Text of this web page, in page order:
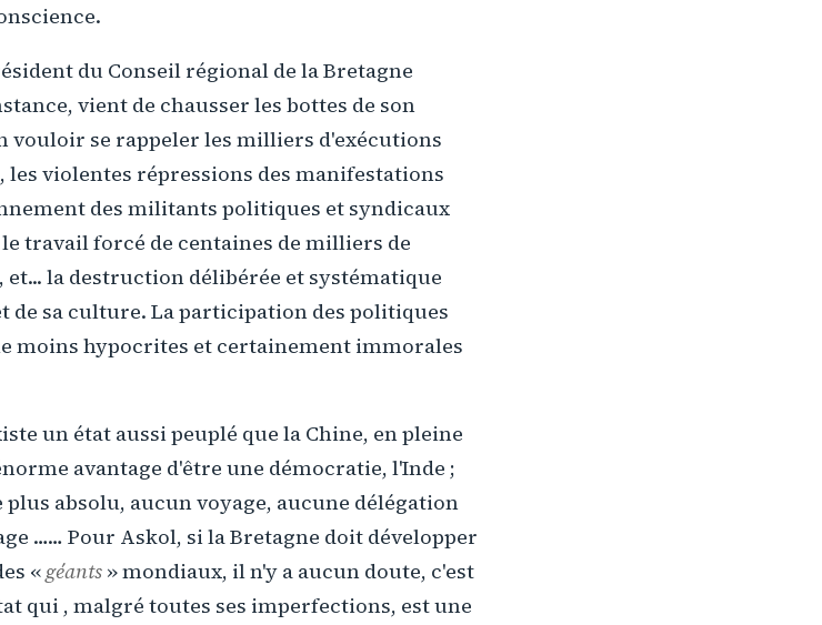
du Conseil régional de la Bretagne
vient de chausser les bottes de son
vouloir se rappeler les milliers d'exécutions
les violentes répressions des manifestations
des militants politiques et syndicaux
travail forcé de centaines de milliers de
la destruction délibérée et systématique
de sa culture. La participation des politiques
moins hypocrites et certainement immorales
un état aussi peuplé que la Chine, en pleine
avantage d'être une démocratie, l'Inde ;
plus absolu, aucun voyage, aucune délégation
…… Pour Askol, si la Bretagne doit développer
«géants » mondiaux, il n'y a aucun doute, c'est
qui , malgré toutes ses imperfections, est une